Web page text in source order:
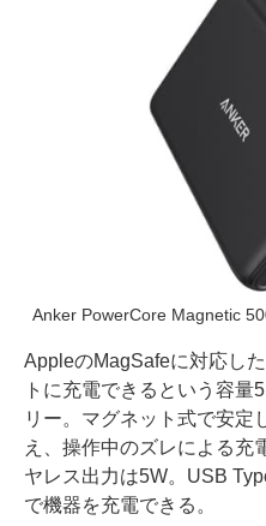
Anker PowerCore Magnetic
AppleのMagSafeに対応し
トに充電できるという容量
リー。マグネット式で安定
え、操作中のズレによる充
ヤレス出力は5W。USB
で機器を充電できる。